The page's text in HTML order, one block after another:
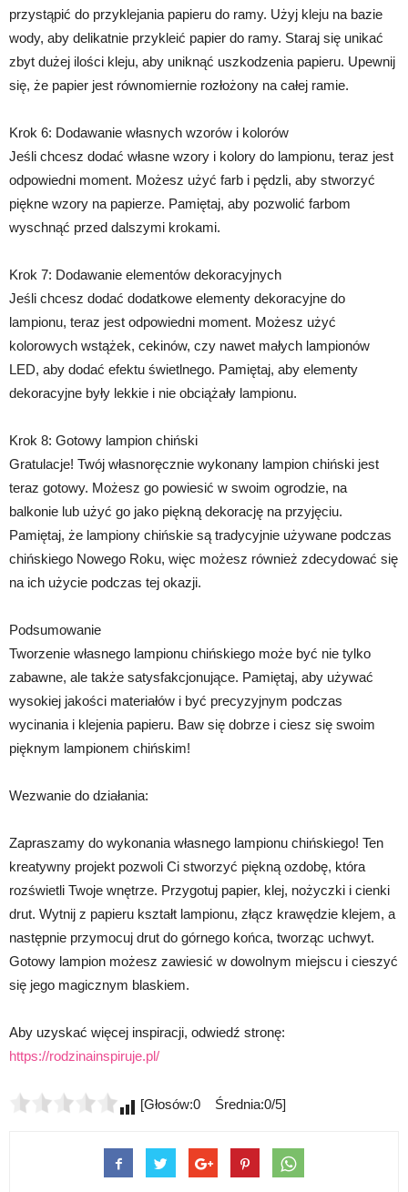
przystąpić do przyklejania papieru do ramy. Użyj kleju na bazie
wody, aby delikatnie przykleić papier do ramy. Staraj się unikać
zbyt dużej ilości kleju, aby uniknąć uszkodzenia papieru. Upewnij
się, że papier jest równomiernie rozłożony na całej ramie.
Krok 6: Dodawanie własnych wzorów i kolorów
Jeśli chcesz dodać własne wzory i kolory do lampionu, teraz jest
odpowiedni moment. Możesz użyć farb i pędzli, aby stworzyć
piękne wzory na papierze. Pamiętaj, aby pozwolić farbom
wyschnąć przed dalszymi krokami.
Krok 7: Dodawanie elementów dekoracyjnych
Jeśli chcesz dodać dodatkowe elementy dekoracyjne do
lampionu, teraz jest odpowiedni moment. Możesz użyć
kolorowych wstążek, cekinów, czy nawet małych lampionów
LED, aby dodać efektu świetlnego. Pamiętaj, aby elementy
dekoracyjne były lekkie i nie obciążały lampionu.
Krok 8: Gotowy lampion chiński
Gratulacje! Twój własnoręcznie wykonany lampion chiński jest
teraz gotowy. Możesz go powiesić w swoim ogrodzie, na
balkonie lub użyć go jako piękną dekorację na przyjęciu.
Pamiętaj, że lampiony chińskie są tradycyjnie używane podczas
chińskiego Nowego Roku, więc możesz również zdecydować się
na ich użycie podczas tej okazji.
Podsumowanie
Tworzenie własnego lampionu chińskiego może być nie tylko
zabawne, ale także satysfakcjonujące. Pamiętaj, aby używać
wysokiej jakości materiałów i być precyzyjnym podczas
wycinania i klejenia papieru. Baw się dobrze i ciesz się swoim
pięknym lampionem chińskim!
Wezwanie do działania:
Zapraszamy do wykonania własnego lampionu chińskiego! Ten
kreatywny projekt pozwoli Ci stworzyć piękną ozdobę, która
rozświetli Twoje wnętrze. Przygotuj papier, klej, nożyczki i cienki
drut. Wytnij z papieru kształt lampionu, złącz krawędzie klejem, a
następnie przymocuj drut do górnego końca, tworząc uchwyt.
Gotowy lampion możesz zawiesić w dowolnym miejscu i cieszyć
się jego magicznym blaskiem.
Aby uzyskać więcej inspiracji, odwiedź stronę:
https://rodzinainspiruje.pl/
[Głosów:0 Średnia:0/5]